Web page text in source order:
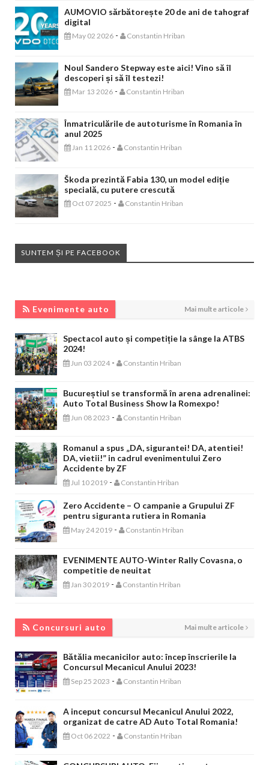
AUMOVIO sărbătorește 20 de ani de tahograf
digital
May 02 2026 - Constantin Hriban
Noul Sandero Stepway este aici! Vino să îl
descoperi și să îl testezi!
Mar 13 2026 - Constantin Hriban
Înmatriculările de autoturisme în Romania în
anul 2025
Jan 11 2026 - Constantin Hriban
Škoda prezintă Fabia 130, un model ediție
specială, cu putere crescută
Oct 07 2025 - Constantin Hriban
SUNTEM ȘI PE FACEBOOK
Evenimente auto Mai multe articole
Spectacol auto și competiție la sânge la ATBS
2024!
Jun 03 2024 - Constantin Hriban
Bucureștiul se transformă în arena adrenalinei:
Auto Total Business Show la Romexpo!
Jun 08 2023 - Constantin Hriban
Romanul a spus „DA, sigurantei! DA, atentiei!
DA, vietii!” in cadrul evenimentului Zero
Accidente by ZF
Jul 10 2019 - Constantin Hriban
Zero Accidente – O campanie a Grupului ZF
pentru siguranta rutiera in Romania
May 24 2019 - Constantin Hriban
EVENIMENTE AUTO-Winter Rally Covasna, o
competitie de neuitat
Jan 30 2019 - Constantin Hriban
Concursuri auto Mai multe articole
Bătălia mecanicilor auto: încep înscrierile la
Concursul Mecanicul Anului 2023!
Sep 25 2023 - Constantin Hriban
A inceput concursul Mecanicul Anului 2022,
organizat de catre AD Auto Total Romania!
Oct 06 2022 - Constantin Hriban